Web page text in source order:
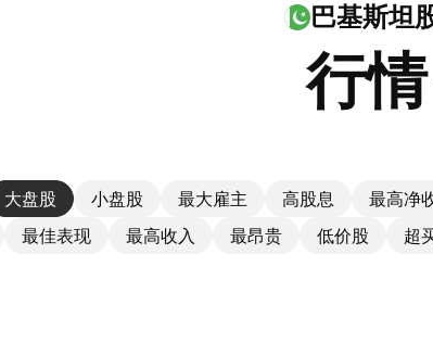
巴基斯坦
行情
大盘股 小盘股 最大雇主 高股息 最高净
最佳表现 最高收入 最昂贵 低价股 超